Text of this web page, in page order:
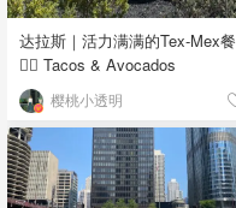
达拉斯｜活力满满的Tex-Mex餐
👉🏼 Tacos & Avocados
樱桃小透明